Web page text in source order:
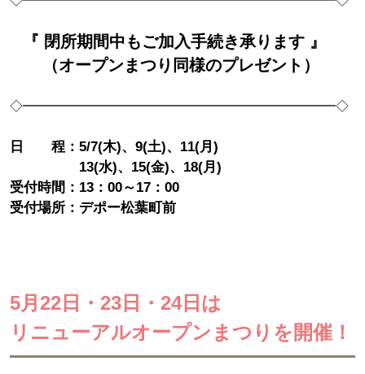
『 閉所期間中もご加入手続き承ります 』
（オープンまつり同様のプレゼント）
◇━━━━━━━━━━━━━━━━━━━━━━━━◇
日 程：5/7(木)、9(土)、11(月)
13(水)、15(金)、18(月)
受付時間：13：00～17：00
受付場所：デポー松葉町前
5月22日・23日・24日は
リニューアルオープンまつりを開催！